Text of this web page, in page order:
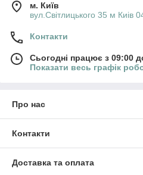
м. Київ
вул.Світлицького 35 м Киів
Контакти
Сьогодні працює з 09:00
Показати весь графік
Про нас
Контакти
Доставка та оплата